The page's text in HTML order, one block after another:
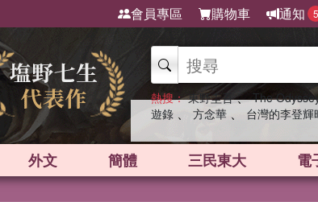
會員專區 購物車 通知 5
熱搜： 東野圭吾 、 The
遊錄 、 方念華 、 台灣的李登輝
外文 簡體 三民東大 電